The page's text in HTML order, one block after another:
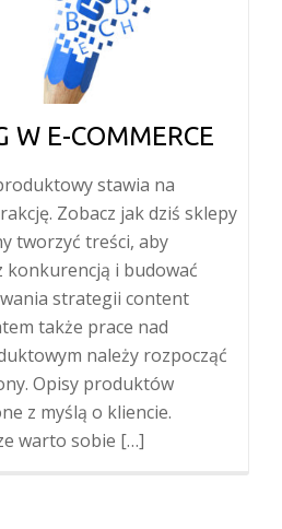
W E-COMMERCE
stawia na
Zobacz jak dziś sklepy
tworzyć treści, aby
konkurencją i budować
strategii content
także prace nad
należy rozpocząć
Opisy produktów
z myślą o kliencie.
warto sobie […]